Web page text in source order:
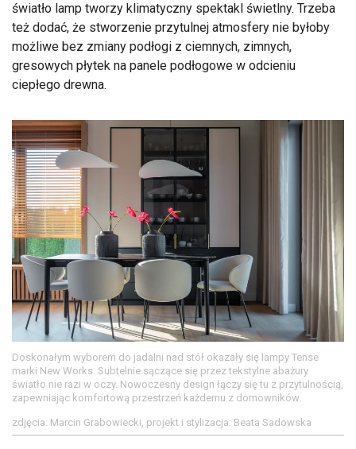
światło lamp tworzy klimatyczny spektakl świetlny. Trzeba
też dodać, że stworzenie przytulnej atmosfery nie byłoby
możliwe bez zmiany podłogi z ciemnych, zimnych,
gresowych płytek na panele podłogowe w odcieniu
ciepłego drewna.
Doskonałym wyborem do jadalni nad stół okazały się lampy Tense
marki New Works. Subtelnie sączące się przez tekstylne abażury
światło nie razi w oczy. Nowoczesny design łączy się tu z przytulnością,
zapewniając komfortową przestrzeń każdemu z domowników.
zdjęcia: Marcin Grabowiecki, projekt i stylizacja: Beata Sadowska